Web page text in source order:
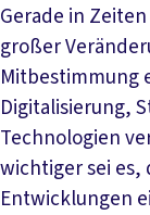
Gerade in
großer
Mitbestimmung
Digitalisierung,
Technologien
wichtiger sei es,
Entwicklungen